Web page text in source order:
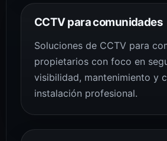
CCTV para comunidades
Soluciones de CCTV para
propietarios con foco en
visibilidad, mantenimiento y
instalación profesional.